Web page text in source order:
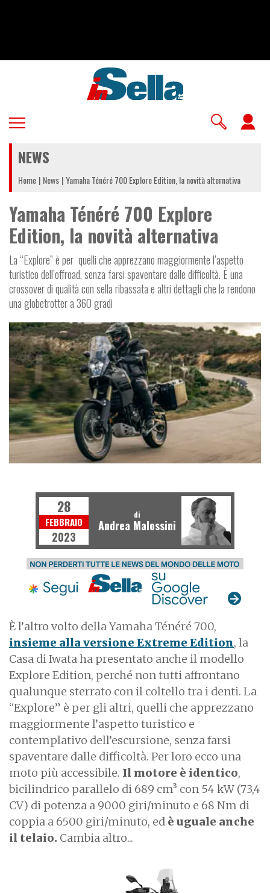
NEWS
Home News Yamaha Ténéré 700 Explore Edition, la novità alternativa
Yamaha Ténéré 700 Explore
Edition, la novità alternativa
La “Explore” è per quelli che apprezzano maggiormente l’aspetto
turistico dell’offroad, senza farsi spaventare dalle difficoltà. È una
crossover di qualità con sella ribassata e altri dettagli che la rendono
una globetrotter a 360 gradi
È l’altro volto della Yamaha Ténéré 700,
insieme alla versione Extreme Edition, la
Casa di Iwata ha presentato anche il modello
Explore Edition, perché non tutti affrontano
qualunque sterrato con il coltello tra i denti. La
“Explore” è per gli altri, quelli che apprezzano
maggiormente l’aspetto turistico e
contemplativo dell’escursione, senza farsi
spaventare dalle difficoltà. Per loro ecco una
moto più accessibile. Il motore è identico,
bicilindrico parallelo di 689 cm³ con 54 kW (73,4
CV) di potenza a 9000 giri/minuto e 68 Nm di
coppia a 6500 giri/minuto, ed è uguale anche
il telaio. Cambia altro...
28
FEBBRAIO
2023
di
Andrea Malossini